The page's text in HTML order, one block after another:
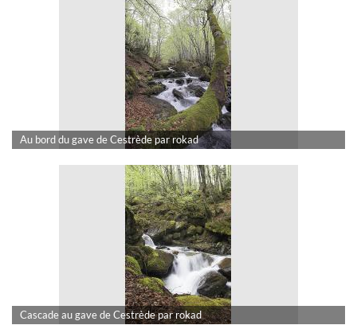
Au bord du gave de Cestrède par rokad
Cascade au gave de Cestrède par rokad